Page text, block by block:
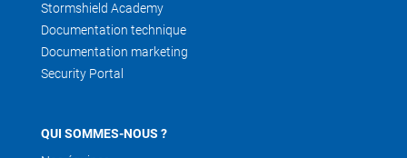
Stormshield Academy
Documentation technique
Documentation marketing
Security Portal
QUI SOMMES-NOUS ?